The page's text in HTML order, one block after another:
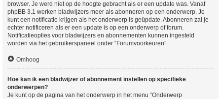
browser. Je werd niet op de hoogte gebracht als er een update was. Vanaf
phpBB 3.1 werken bladwijzers meer als abonneren op een onderwerp. Je
kunt een notificatie krijgen als het onderwerp is geüpdate. Abonneren zal je
echter notificeren als er een update is op een onderwerp of forum.
Notificatieopties voor bladwijzers en abonnementen kunnen ingesteld
worden via het gebruikerspaneel onder “Forumvoorkeuren”.
Omhoog
Hoe kan ik een bladwijzer of abonnement instellen op specifieke
onderwerpen?
Je kunt op de pagina van het onderwerp in het menu “Onderwerp